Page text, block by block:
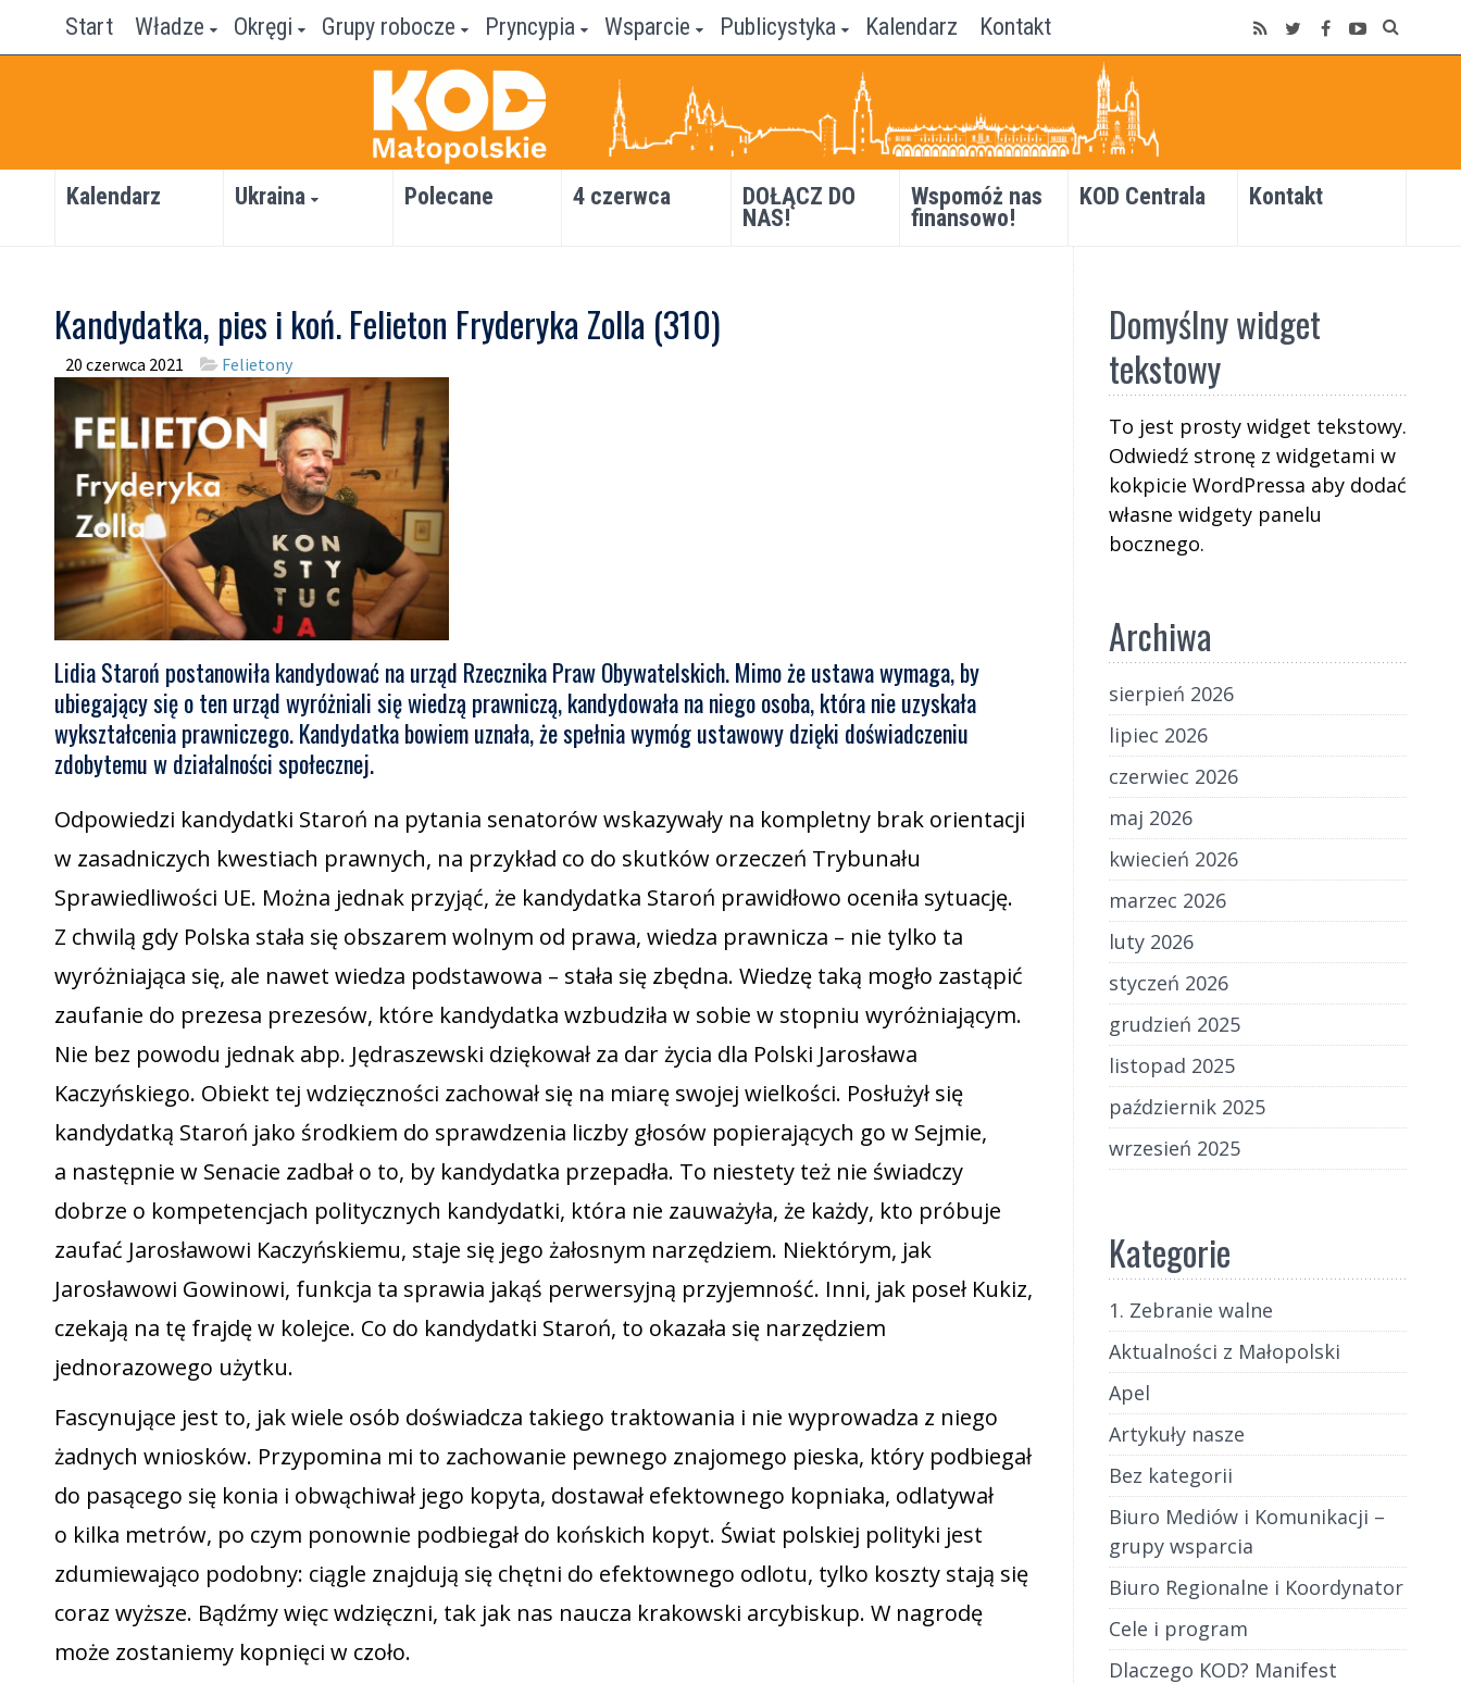
Start Władze Okręgi Grupy robocze Pryncypia Wsparcie Publicystyka Kalendarz Kontakt
Kalendarz Ukraina Polecane 4 czerwca
DOŁĄCZ DO
NAS!
Wspomóż nas
finansowo!
KOD Centrala Kontakt
Kandydatka, pies i koń. Felieton Fryderyka Zolla (310)
20 czerwca 2021 Felietony
Lidia Staroń postanowiła kandydować na urząd Rzecznika Praw Obywatelskich. Mimo że ustawa wymaga, by
ubiegający się o ten urząd wyróżniali się wiedzą prawniczą, kandydowała na niego osoba, która nie uzyskała
wykształcenia prawniczego. Kandydatka bowiem uznała, że spełnia wymóg ustawowy dzięki doświadczeniu
zdobytemu w działalności społecznej.
Odpowiedzi kandydatki Staroń na pytania senatorów wskazywały na kompletny brak orientacji
w zasadniczych kwestiach prawnych, na przykład co do skutków orzeczeń Trybunału
Sprawiedliwości UE. Można jednak przyjąć, że kandydatka Staroń prawidłowo oceniła sytuację.
Z chwilą gdy Polska stała się obszarem wolnym od prawa, wiedza prawnicza – nie tylko ta
wyróżniająca się, ale nawet wiedza podstawowa – stała się zbędna. Wiedzę taką mogło zastąpić
zaufanie do prezesa prezesów, które kandydatka wzbudziła w sobie w stopniu wyróżniającym.
Nie bez powodu jednak abp. Jędraszewski dziękował za dar życia dla Polski Jarosława
Kaczyńskiego. Obiekt tej wdzięczności zachował się na miarę swojej wielkości. Posłużył się
kandydatką Staroń jako środkiem do sprawdzenia liczby głosów popierających go w Sejmie,
a następnie w Senacie zadbał o to, by kandydatka przepadła. To niestety też nie świadczy
dobrze o kompetencjach politycznych kandydatki, która nie zauważyła, że każdy, kto próbuje
zaufać Jarosławowi Kaczyńskiemu, staje się jego żałosnym narzędziem. Niektórym, jak
Jarosławowi Gowinowi, funkcja ta sprawia jakąś perwersyjną przyjemność. Inni, jak poseł Kukiz,
czekają na tę frajdę w kolejce. Co do kandydatki Staroń, to okazała się narzędziem
jednorazowego użytku.
Fascynujące jest to, jak wiele osób doświadcza takiego traktowania i nie wyprowadza z niego
żadnych wniosków. Przypomina mi to zachowanie pewnego znajomego pieska, który podbiegał
do pasącego się konia i obwąchiwał jego kopyta, dostawał efektownego kopniaka, odlatywał
o kilka metrów, po czym ponownie podbiegał do końskich kopyt. Świat polskiej polityki jest
zdumiewająco podobny: ciągle znajdują się chętni do efektownego odlotu, tylko koszty stają się
coraz wyższe. Bądźmy więc wdzięczni, tak jak nas naucza krakowski arcybiskup. W nagrodę
może zostaniemy kopnięci w czoło.
Domyślny widget
tekstowy
To jest prosty widget tekstowy.
Odwiedź stronę z widgetami w
kokpicie WordPressa aby dodać
własne widgety panelu
bocznego.
Archiwa
sierpień 2026
lipiec 2026
czerwiec 2026
maj 2026
kwiecień 2026
marzec 2026
luty 2026
styczeń 2026
grudzień 2025
listopad 2025
październik 2025
wrzesień 2025
Kategorie
1. Zebranie walne
Aktualności z Małopolski
Apel
Artykuły nasze
Bez kategorii
Biuro Mediów i Komunikacji –
grupy wsparcia
Biuro Regionalne i Koordynator
Cele i program
Dlaczego KOD? Manifest